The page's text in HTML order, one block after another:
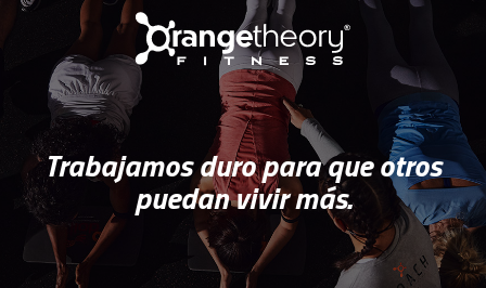
Trabajamos duro para que otros
puedan vivir más.